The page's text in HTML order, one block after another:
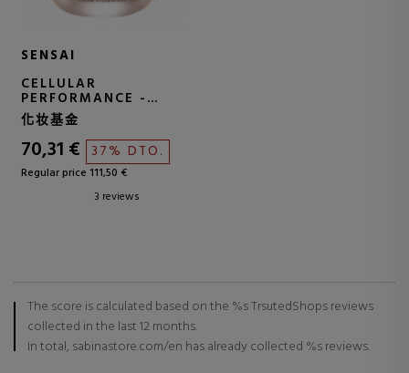
SENSAI
CELLULAR
PERFORMANCE -
CREAM FOUNDATION
SPF15
ANTI-AGING CREAM
WITH MAKEUP
化妆基金
70,31 € 37% DTO.
Regular price 111,50 €
3 reviews
The score is calculated based on the %s TrsutedShops reviews
collected in the last 12 months.
In total, sabinastore.com/en has already collected %s reviews.